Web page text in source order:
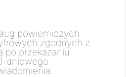
powierniczych
zgodnych z
po przekazaniu
dniowego